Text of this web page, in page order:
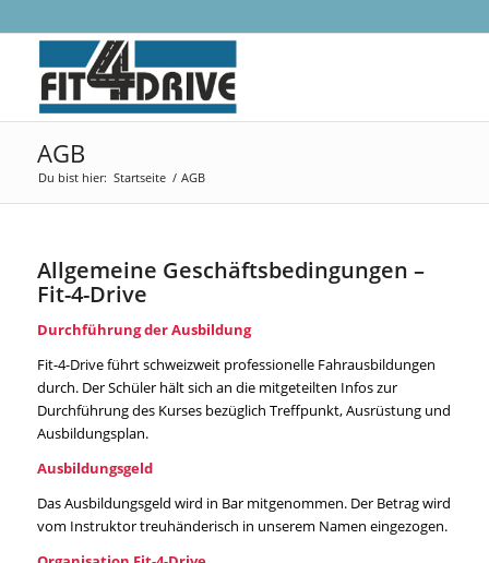
AGB
Du bist hier: Startseite / AGB
Allgemeine Geschäftsbedingungen –
Fit-4-Drive
Durchführung der Ausbildung
Fit-4-Drive führt schweizweit professionelle Fahrausbildungen
durch. Der Schüler hält sich an die mitgeteilten Infos zur
Durchführung des Kurses bezüglich Treffpunkt, Ausrüstung und
Ausbildungsplan.
Ausbildungsgeld
Das Ausbildungsgeld wird in Bar mitgenommen. Der Betrag wird
vom Instruktor treuhänderisch in unserem Namen eingezogen.